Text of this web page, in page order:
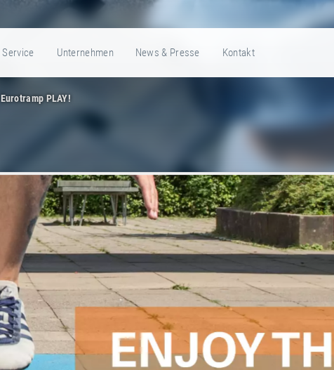
Service Unternehmen News & Presse Kontakt
Eurotramp PLAY!